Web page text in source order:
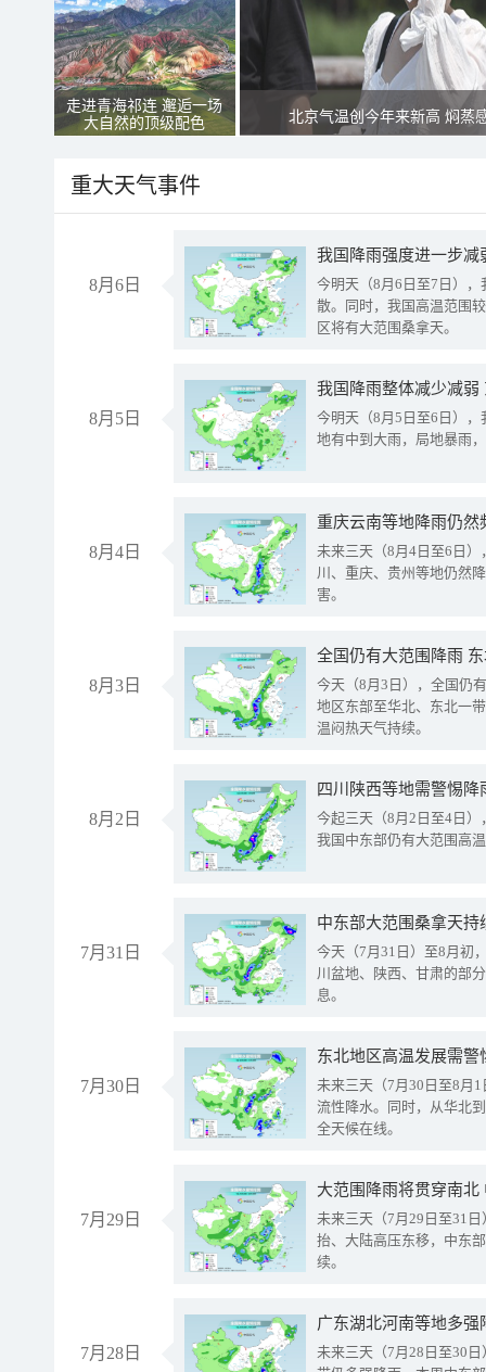
走进青海祁连 邂逅一场
大自然的顶级配色
北京气温创今年来新高 焖蒸
重大天气事件
8月6日
今明天（8月6日至7日）
散。同时，我国高温范围
区将有大范围桑拿天。
8月5日
我国降雨整体减少减弱
今明天（8月5日至6日）
地有中到大雨，局地暴雨
8月4日
重庆云南等地降雨仍然
未来三天（8月4日至6日
川、重庆、贵州等地仍然
害。
8月3日
全国仍有大范围降雨
今天（8月3日），全国仍
地区东部至华北、东北一
温闷热天气持续。
8月2日
今起三天（8月2日至4日
我国中东部仍有大范围高
7月31日
中东部大范围桑拿天
今天（7月31日）至8月初
川盆地、陕西、甘肃的部
息。
7月30日
东北地区高温发展需
未来三天（7月30日至8月
流性降水。同时，从华北
全天候在线。
7月29日
大范围降雨将贯穿南
未来三天（7月29日至31
抬、大陆高压东移，中东
续。
7月28日
广东湖北河南等地多
未来三天（7月28日至30